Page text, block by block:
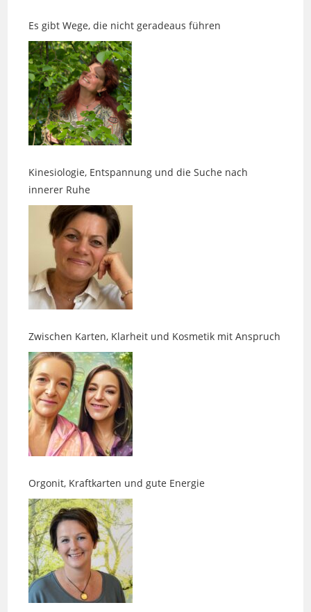
Kinesiologie, Entspannung und die Suche nach
Zwischen Karten, Klarheit und Kosmetik mit Anspruch
Orgonit, Kraftkarten und gute Energie
Akasha-Readings und Chakrenarbeit